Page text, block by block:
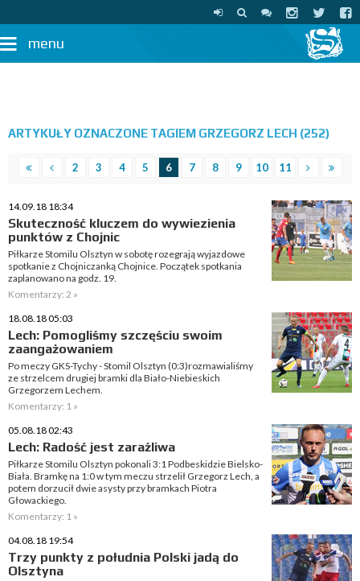
menu
ARTYKUŁY OZNACZONE TAGIEM GRZEGORZ LECH (252)
2 3 4 5 6 7 8 9 10 11
14.09.18 18:34
Skuteczność kluczem do wywiezienia
punktów z Chojnic
Piłkarze Stomilu Olsztyn w sobotę rozegrają wyjazdowe
spotkanie z Chojniczanką Chojnice. Początek spotkania
zaplanowano na godz. 19.
Komentarzy: 2 »
18.08.18 05:03
Lech: Pomogliśmy szczęściu swoim
zaangażowaniem
Po meczy GKS-Tychy - Stomil Olsztyn (0:3)rozmawialiśmy
ze strzelcem drugiej bramki dla Biało-Niebieskich
Grzegorzem Lechem.
Komentarzy: 1 »
05.08.18 02:43
Lech: Radość jest zaraźliwa
Piłkarze Stomilu Olsztyn pokonali 3:1 Podbeskidzie Bielsko-
Biała. Bramkę na 1:0 w tym meczu strzelił Grzegorz Lech, a
potem dorzucił dwie asysty przy bramkach Piotra
Głowackiego.
Komentarzy: 1 »
04.08.18 19:54
Trzy punkty z południa Polski jadą do
Olsztyna